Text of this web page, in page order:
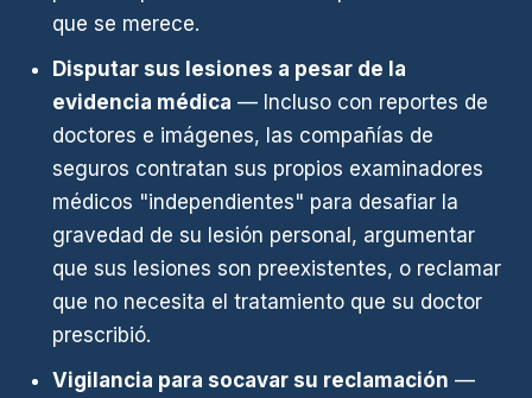
que se merece.
Disputar sus lesiones a pesar de la
evidencia médica — Incluso con reportes de
doctores e imágenes, las compañías de
seguros contratan sus propios examinadores
médicos "independientes" para desafiar la
gravedad de su lesión personal, argumentar
que sus lesiones son preexistentes, o reclamar
que no necesita el tratamiento que su doctor
prescribió.
Vigilancia para socavar su reclamación —